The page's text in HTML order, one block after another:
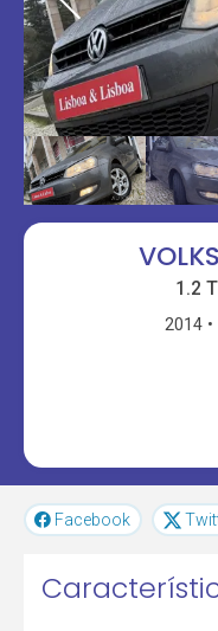
1.2
2014
Facebook